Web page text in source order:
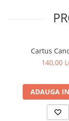
Cartus
140,00
ADAUGA